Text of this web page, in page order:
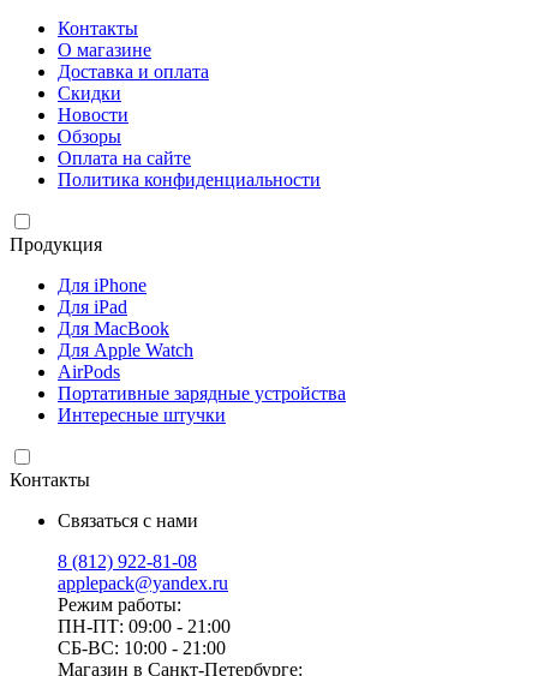
Контакты
О магазине
Доставка и оплата
Скидки
Новости
Обзоры
Оплата на сайте
Политика конфиденциальности
Продукция
Для iPhone
Для iPad
Для MacBook
Для Apple Watch
AirPods
Портативные зарядные устройства
Интересные штучки
Контакты
Связаться с нами
8 (812) 922-81-08
applepack@yandex.ru
Режим работы:
ПН-ПТ: 09:00 - 21:00
СБ-ВС: 10:00 - 21:00
Магазин в Санкт-Петербурге: